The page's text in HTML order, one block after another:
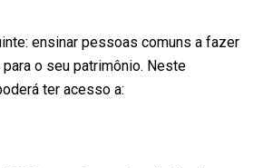
ensinar pessoas comuns a fazer
o seu patrimônio. Neste
ter acesso a: